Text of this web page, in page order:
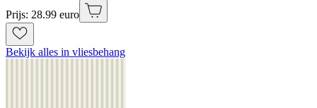
Prijs: 28.99 euro
Bekijk alles in vliesbehang